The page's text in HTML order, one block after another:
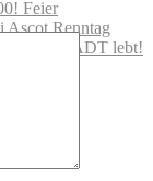
Feier
Renntag
ALTSTADT lebt!